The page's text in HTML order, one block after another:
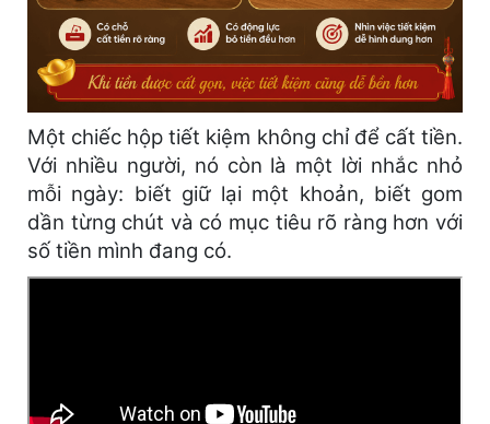
Một chiếc hộp tiết kiệm không chỉ để cất tiền.
Với nhiều người, nó còn là một lời nhắc nhỏ
mỗi ngày: biết giữ lại một khoản, biết gom
dần từng chút và có mục tiêu rõ ràng hơn với
số tiền mình đang có.